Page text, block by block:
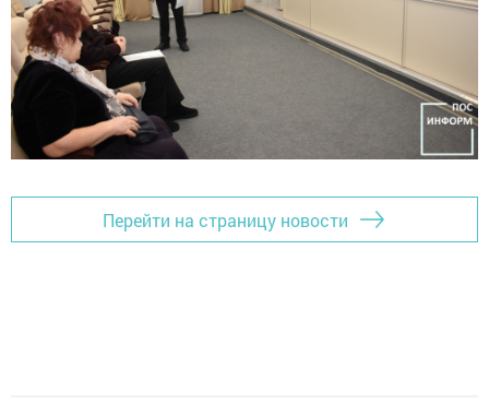
Перейти на страницу новости